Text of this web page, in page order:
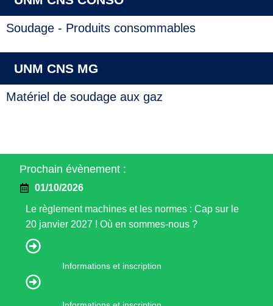
Soudage - Produits consommables
UNM CNS MG
Matériel de soudage aux gaz
Prochain évènement :
01/10/2026
Le règlement machines et les normes : Cap sur le
20 janvier 2027 ! Où en sommes-nous ?
Informations et inscription